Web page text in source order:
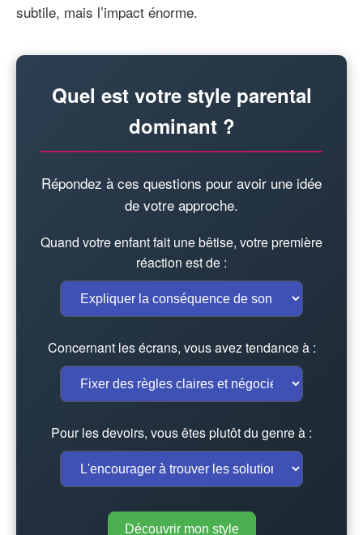
subtile, mais l’impact énorme.
Quel est votre style parental
dominant ?
Répondez à ces questions pour avoir une idée
de votre approche.
Quand votre enfant fait une bêtise, votre première
réaction est de :
Concernant les écrans, vous avez tendance à :
Pour les devoirs, vous êtes plutôt du genre à :
Découvrir mon style